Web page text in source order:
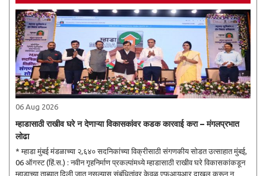
06 Aug 2026
म्हाडासाठी राखीव घरे न देणाऱ्या विकासकांवर कडक कारवाई करा – मंगलप्रभात
लोढा
* म्हाडा मुंबई मंडळाच्या २,६४० सदनिकांच्या विक्रीसाठी संगणकीय सोडत उत्साहात मुंबई,
06 ऑगस्ट (हिं.स.) : नवीन गृहनिर्माण प्रकल्पांमध्ये म्हाडासाठी राखीव घरे विकासकांकडून
म्हाडाच्या ताब्यात दिली जात नसल्यास संबंधितांवर केवळ एफआयआर दाखल करून न